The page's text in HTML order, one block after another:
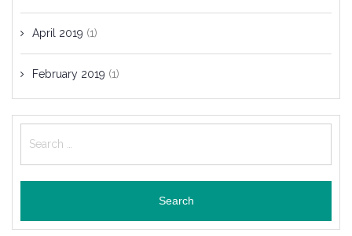
April 2019 (1)
February 2019 (1)
for: